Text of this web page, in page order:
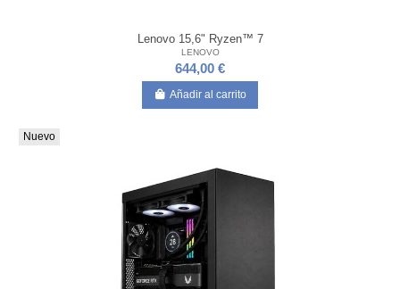
Lenovo 15,6" Ryzen™ 7
LENOVO
644,00 €
Añadir al carrito
Nuevo